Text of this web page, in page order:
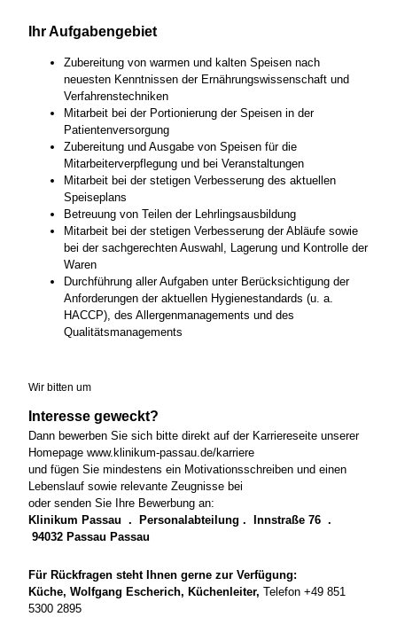
Ihr Aufgabengebiet
Zubereitung von warmen und kalten Speisen nach
neuesten Kenntnissen der Ernährungswissenschaft und
Verfahrenstechniken
Mitarbeit bei der Portionierung der Speisen in der
Patientenversorgung
Zubereitung und Ausgabe von Speisen für die
Mitarbeiterverpflegung und bei Veranstaltungen
Mitarbeit bei der stetigen Verbesserung des aktuellen
Speiseplans
Betreuung von Teilen der Lehrlingsausbildung
Mitarbeit bei der stetigen Verbesserung der Abläufe sowie
bei der sachgerechten Auswahl, Lagerung und Kontrolle der
Waren
Durchführung aller Aufgaben unter Berücksichtigung der
Anforderungen der aktuellen Hygienestandards (u. a.
HACCP), des Allergenmanagements und des
Qualitätsmanagements
Wir bitten um
Interesse geweckt?
Dann bewerben Sie sich bitte direkt auf der Karriereseite unserer
Homepage www.klinikum-passau.de/karriere
und fügen Sie mindestens ein Motivationsschreiben und einen
Lebenslauf sowie relevante Zeugnisse bei
oder senden Sie Ihre Bewerbung an:
Klinikum Passau . Personalabteilung . Innstraße 76 .
94032 Passau Passau
Für Rückfragen steht Ihnen gerne zur Verfügung:
Küche, Wolfgang Escherich, Küchenleiter, Telefon +49 851
5300 2895